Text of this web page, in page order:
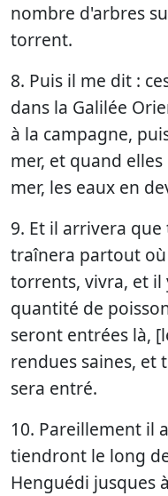
nombre d'arbres
torrent.
8. Puis il me dit :
dans la Galilée
à la campagne,
mer, et quand
mer, les eaux en
9. Et il arrivera
traînera partout
torrents, vivra, et
quantité de
seront entrées là,
rendues saines,
sera entré.
10. Pareillement il
tiendront le long
Henguédi jusques